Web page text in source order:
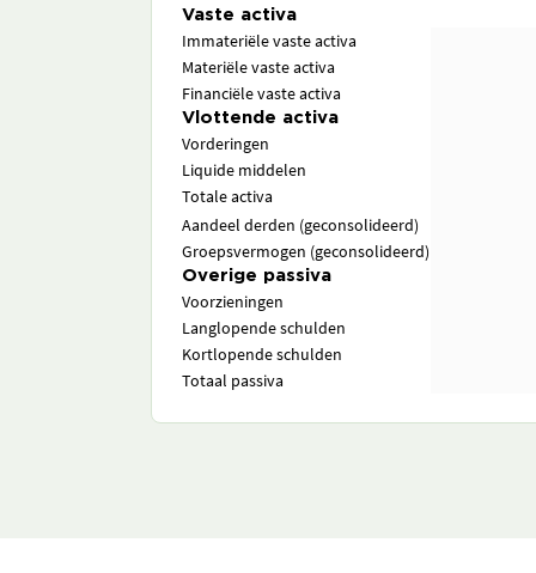
Vaste activa
Immateriële vaste activa
Materiële vaste activa
Financiële vaste activa
Vlottende activa
Vorderingen
Liquide middelen
Totale activa
Aandeel derden (geconsolideerd)
Groepsvermogen (geconsolideerd)
Overige passiva
Voorzieningen
Langlopende schulden
Kortlopende schulden
Totaal passiva